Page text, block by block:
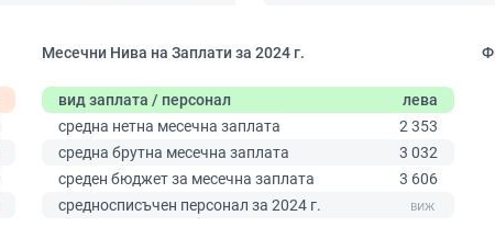
Месечни Нива на Заплати за 2024 г.
вид заплата / персонал
лева
средна нетна месечна заплата
2 353
средна брутна месечна заплата
3 032
среден бюджет за месечна заплата
3 606
средносписъчен персонал за 2024 г.